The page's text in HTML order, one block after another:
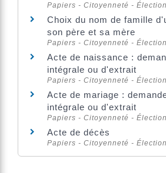
Papiers - Citoyenneté -
Choix du nom de famille
son père et sa mère
Papiers - Citoyenneté -
Acte de naissance :
intégrale ou d'extrait
Papiers - Citoyenneté -
Acte de mariage :
intégrale ou d'extrait
Papiers - Citoyenneté -
Acte de décès
Papiers - Citoyenneté -